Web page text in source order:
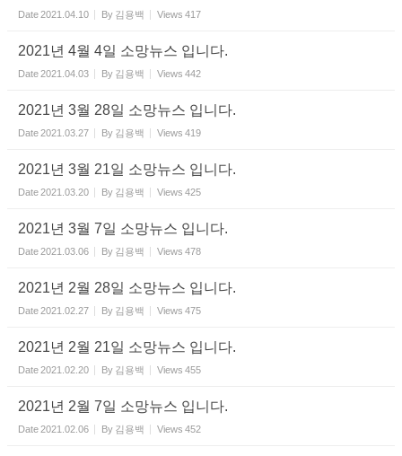
Date2021.04.10 By 김용백 Views 417
2021년 4월 4일 소망뉴스 입니다.
Date2021.04.03 By 김용백 Views 442
2021년 3월 28일 소망뉴스 입니다.
Date2021.03.27 By 김용백 Views 419
2021년 3월 21일 소망뉴스 입니다.
Date2021.03.20 By 김용백 Views 425
2021년 3월 7일 소망뉴스 입니다.
Date2021.03.06 By 김용백 Views 478
2021년 2월 28일 소망뉴스 입니다.
Date2021.02.27 By 김용백 Views 475
2021년 2월 21일 소망뉴스 입니다.
Date2021.02.20 By 김용백 Views 455
2021년 2월 7일 소망뉴스 입니다.
Date2021.02.06 By 김용백 Views 452